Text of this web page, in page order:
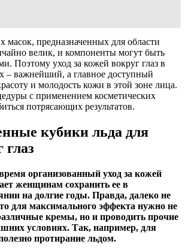
масок, предназначенных для области
велик, и компоненты могут быть
Поэтому уход за кожей вокруг глаз в
– важнейший, а главное доступный
и молодость кожи в этой зоне лица.
с применением косметических
потрясающих результатов.
кубики льда для
глаз
организованный уход за кожей
женщинам сохранить ее в
на долгие годы. Правда, далеко не
для максимального эффекта нужно не
кремы, но и проводить прочие
условиях. Так, например, для
протирание льдом.